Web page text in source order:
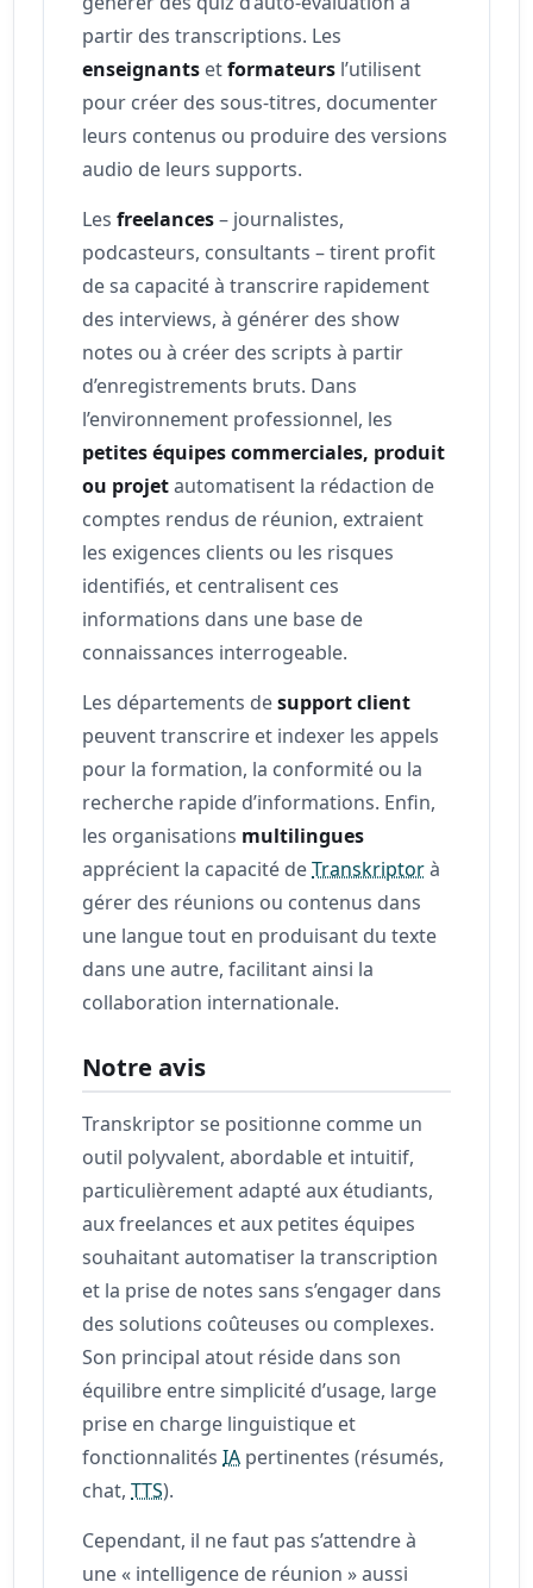
partir des transcriptions. Les
enseignants etformateurs l’utilisent
pour créer des sous-titres, documenter
leurs contenus ou produire des versions
audio de leurs supports.
Lesfreelances– journalistes,
podcasteurs, consultants – tirent profit
de sa capacité à transcrire rapidement
des interviews, à générer des show
notes ou à créer des scripts à partir
d’enregistrements bruts. Dans
l’environnement professionnel, les
petites équipes commerciales, produit
ou projetautomatisent la rédaction de
comptes rendus de réunion, extraient
les exigences clients ou les risques
identifiés, et centralisent ces
informations dans une base de
connaissances interrogeable.
Les départements desupport client
peuvent transcrire et indexer les appels
pour la formation, la conformité ou la
recherche rapide d’informations. Enfin,
les organisations multilingues
apprécient la capacité deTranskriptorà
gérer des réunions ou contenus dans
une langue tout en produisant du texte
dans une autre, facilitant ainsi la
collaboration internationale.
Notre avis
Transkriptor se positionne comme un
outil polyvalent, abordable et intuitif,
particulièrement adapté aux étudiants,
aux freelances et aux petites équipes
souhaitant automatiser la transcription
et la prise de notes sans s’engager dans
des solutions coûteuses ou complexes.
Son principal atout réside dans son
équilibre entre simplicité d’usage, large
prise en charge linguistique et
fonctionnalitésIA pertinentes (résumés,
chat,TTS).
Cependant, il ne faut pas s’attendre à
une « intelligence de réunion » aussi